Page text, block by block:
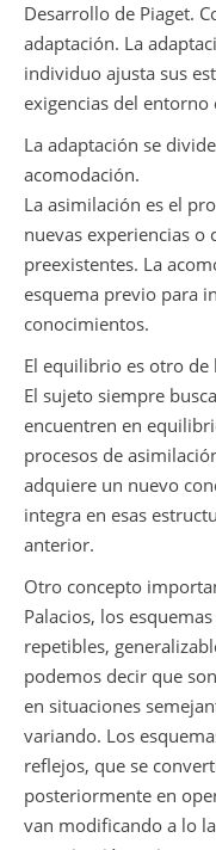
Desarrollo de Piaget.
adaptación. La
individuo ajusta sus
exigencias del entorno
La adaptación se
acomodación.
La asimilación es el
nuevas experiencias o
preexistentes. La
esquema previo para
conocimientos.
El equilibrio es otro de
El sujeto siempre
encuentren en
procesos de
adquiere un nuevo
integra en esas
anterior.
Otro concepto
Palacios, los
repetibles,
podemos decir que
en situaciones
variando. Los
reflejos, que se
posteriormente en
van modificando a lo